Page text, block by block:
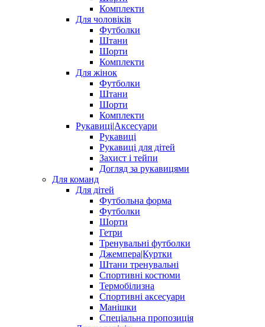
Комплекти
Для чоловіків
Футболки
Штани
Шорти
Комплекти
Для жінок
Футболки
Штани
Шорти
Комплекти
Рукавиці|Аксесуари
Рукавиці
Рукавиці для дітей
Захист і тейпи
Догляд за рукавицями
Для команд
Для дітей
Футбольна форма
Футболки
Шорти
Гетри
Тренувальні футболки
Джемпера|Куртки
Штани тренувальні
Спортивні костюми
Термобілизна
Спортивні аксесуари
Манішки
Спеціальна пропозиція